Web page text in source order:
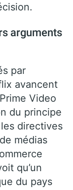
arguments
par
avancent
Video
du principe
directives
médias
qu’un
du pays